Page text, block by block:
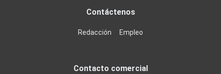
Contáctenos
Redacción Empleo
Contacto comercial